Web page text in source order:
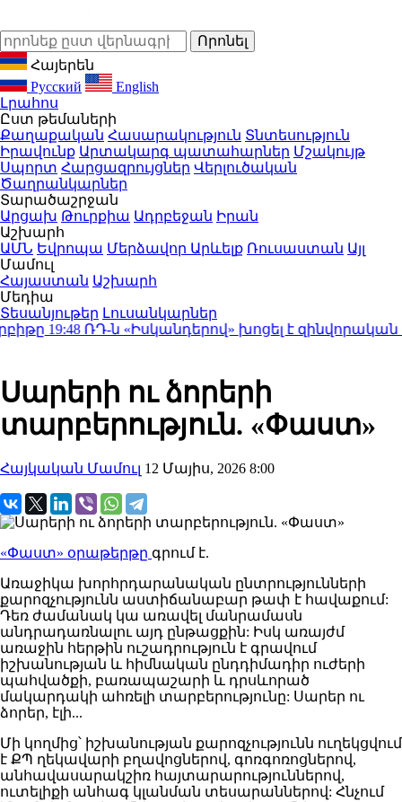
Հայերեն
Русский
English
Լրահոս
Ըստ թեմաների
Քաղաքական Հասարակություն Տնտեսություն
Իրավունք Արտակարգ պատահարներ Մշակույթ
Սպորտ Հարցազրույցներ Վերլուծական
Ծաղրանկարներ
Տարածաշրջան
Արցախ Թուրքիա Ադրբեջան Իրան
Աշխարհ
ԱՄՆ Եվրոպա Մերձավոր Արևելք Ռուսաստան Այլ
Մամուլ
Հայաստան Աշխարհ
Մեդիա
Տեսանյութեր Լուսանկարներ
19:48ՌԴ-ն «Իսկանդերով» խոցել է զինվորական
Սարերի ու ձորերի
տարբերություն. «Փաստ»
Հայկական Մամուլ 12 Մայիս, 2026 8:00
«Փաստ» օրաթերթը գրում է.
Առաջիկա խորհրդարանական ընտրությունների
քարոզչությունն աստիճանաբար թափ է հավաքում:
Դեռ ժամանակ կա առավել մանրամասն
անդրադառնալու այդ ընթացքին: Իսկ առայժմ
առաջին հերթին ուշադրություն է գրավում
իշխանության և հիմնական ընդդիմադիր ուժերի
պահվածքի, բառապաշարի և դրսևորած
մակարդակի ահռելի տարբերությունը: Սարեր ու
ձորեր, էլի...
Մի կողմից՝ իշխանության քարոզչությունն ուղեկցվում
է ՔՊ ղեկավարի բղավոցներով, գոռգոռոցներով,
անհավասարակշիռ հայտարարություններով,
ուտելիքի անհագ կլանման տեսարաններով: Հնչում